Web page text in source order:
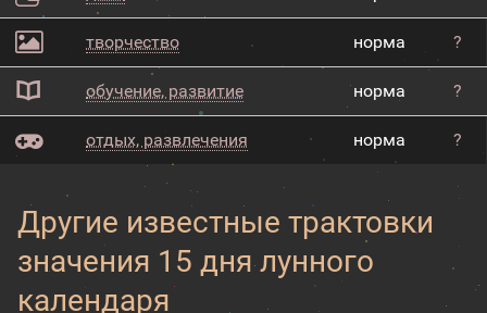
творчество норма ?
обучение, развитие норма ?
отдых, развлечения норма ?
Другие известные трактовки
значения 15 дня лунного
календаря